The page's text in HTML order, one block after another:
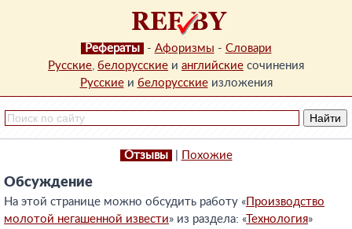
Рефераты - Афоризмы - Словари
Русские, белорусские и английские сочинения
Русскиеи белорусскиеизложения
Отзывы Похожие
Обсуждение
На этой странице можно обсудить работу « Производство
молотой негашенной извести» из раздела: «Технология»